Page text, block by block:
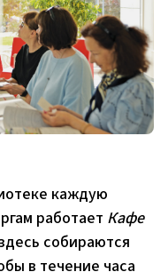
каждую
работает Кафе
собираются
в течение часа